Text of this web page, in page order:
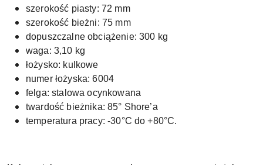
szerokość piasty: 72 mm
szerokość bieżni: 75 mm
dopuszczalne obciążenie: 300 kg
waga: 3,10 kg
łożysko: kulkowe
numer łożyska: 6004
felga: stalowa ocynkowana
twardość bieżnika: 85° Shore’a
temperatura pracy: -30°C do +80°C.